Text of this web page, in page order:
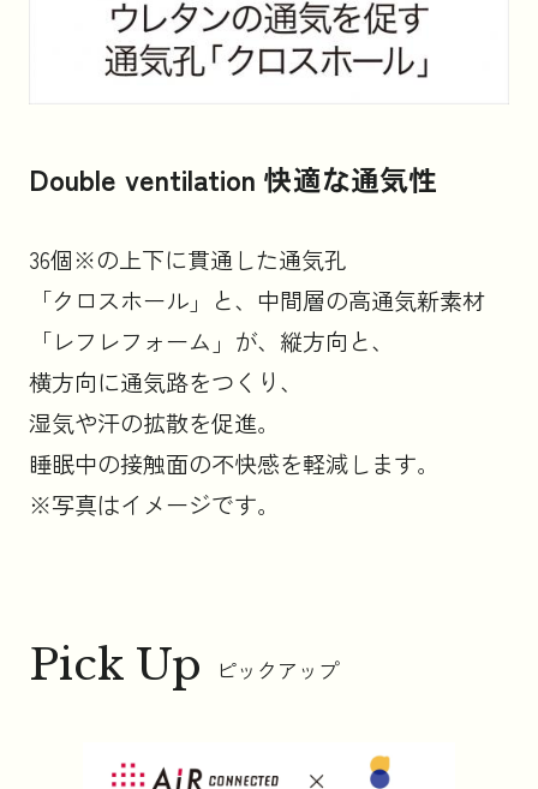
Double ventilation 快適な通気性
36個※の上下に貫通した通気孔
「クロスホール」と、中間層の高通気新素材
「レフレフォーム」が、縦方向と、
横方向に通気路をつくり、
湿気や汗の拡散を促進。
睡眠中の接触面の不快感を軽減します。
※写真はイメージです。
Pick Up ピックアップ